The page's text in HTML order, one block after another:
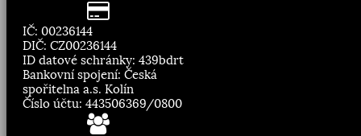
IČ: 00236144
DIČ: CZ00236144
ID datové schránky: 439bdrt
Bankovní spojení: Česká
spořitelna a.s. Kolín
Číslo účtu: 443506369/0800